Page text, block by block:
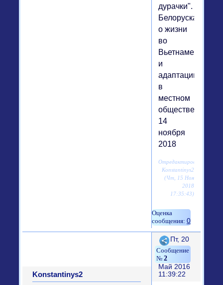
дурачки".
Белоруска
о жизни
во
Вьетнаме
и
адаптации
в
местном
обществе,
14
ноября
2018
Отредактировано
Konstantinys2
(Чт, 15 Ноя
2018
17:35:43)
0
Поделиться
2
Пт, 20
Май 2016
11:39:22
Konstantinys2